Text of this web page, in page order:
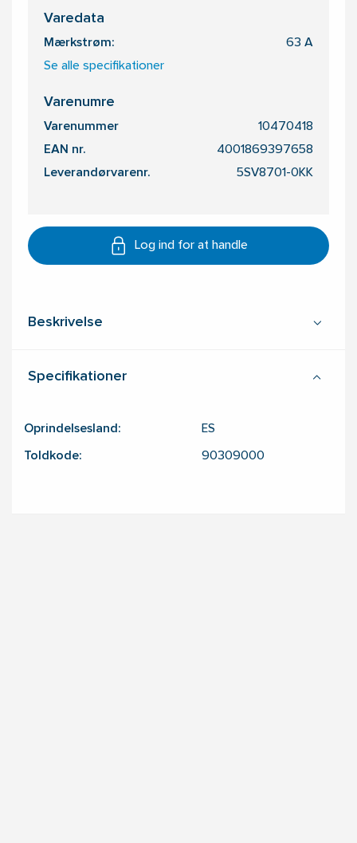
Varedata
Mærkstrøm: 63 A
Se alle specifikationer
Varenumre
Varenummer 10470418
EAN nr. 4001869397658
Leverandørvarenr. 5SV8701-0KK
Log ind for at handle
Beskrivelse
Specifikationer
Oprindelsesland: ES
Toldkode: 90309000